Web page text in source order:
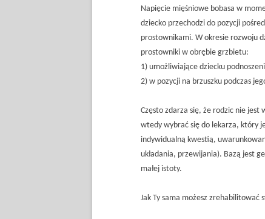
Napięcie mięśniowe bobasa w
dziecko przechodzi do pozycji
prostownikami. W okresie rozwoju
prostowniki w obrębie grzbietu:
1) umożliwiające dziecku
2) w pozycji na brzuszku podczas
Często zdarza się, że rodzic nie jest
wtedy wybrać się do lekarza, który
indywidualną kwestią,
układania, przewijania). Bazą jest
małej istoty.
Jak Ty sama możesz zrehabilitować